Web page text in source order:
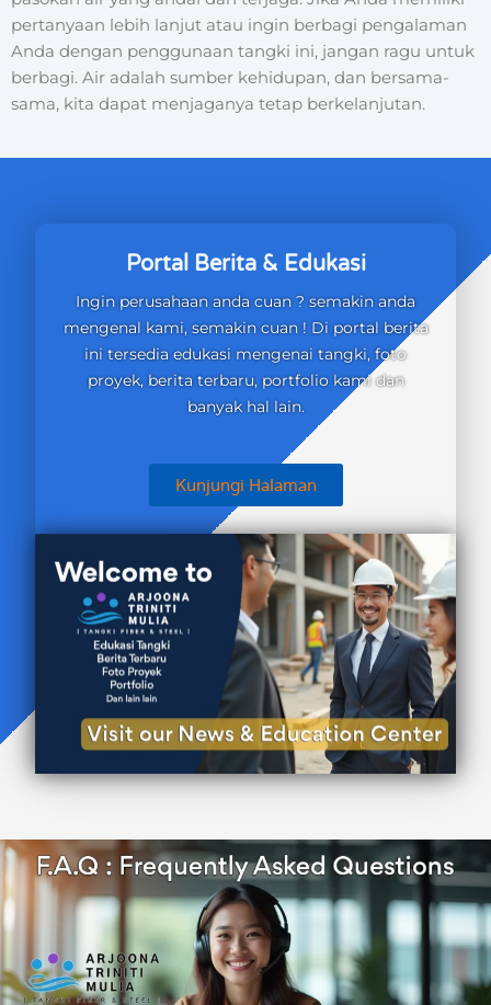
pertanyaan lebih lanjut atau ingin berbagi pengalaman
Anda dengan penggunaan tangki ini, jangan ragu untuk
berbagi. Air adalah sumber kehidupan, dan bersama-
sama, kita dapat menjaganya tetap berkelanjutan.
Portal Berita & Edukasi
Ingin perusahaan anda cuan ? semakin anda
mengenal kami, semakin cuan ! Di portal berita
ini tersedia edukasi mengenai tangki, foto
proyek, berita terbaru, portfolio kami dan
banyak hal lain.
Kunjungi Halaman